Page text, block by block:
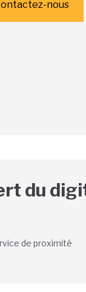
nous
du
de proximité